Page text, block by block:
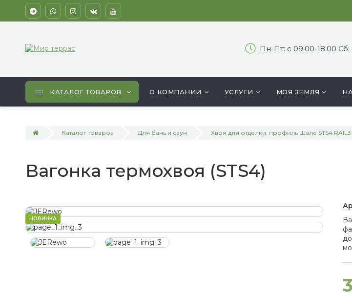
Пн-Пт: с 09.00-18.00
КАТАЛОГ ТОВАРОВ О КОМПАНИИ УСЛУГИ МОЯ ЗЕМЛЯ
Каталог товаров Для бань и саун Хвоя для отделки, профиль Шале STS4 RAIL3
Вагонка термохвоя (STS4)
НОВИНКА